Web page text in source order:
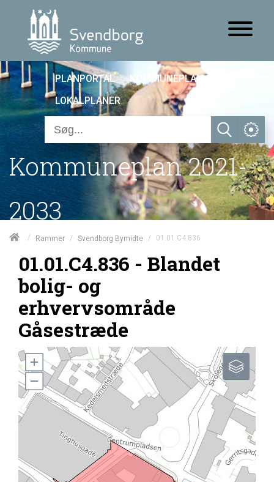
PLANPORTAL
KOMMUNEPLAN 25
LOKALPLANER
Kommuneplan 2021-
2033
/ Rammer / Svendborg Bymidte / 01.01.C4.836
01.01.C4.836 - Blandet
bolig- og
erhvervsområde
Gåsestræde